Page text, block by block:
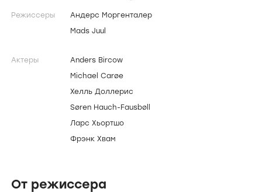
Режиссеры
Андерс Моргенталер
Mads Juul
Актеры
Anders Bircow
Michael Carøe
Хелль Доллерис
Søren Hauch-Fausbøll
Ларс Хьортшо
Фрэнк Хвам
От режиссера